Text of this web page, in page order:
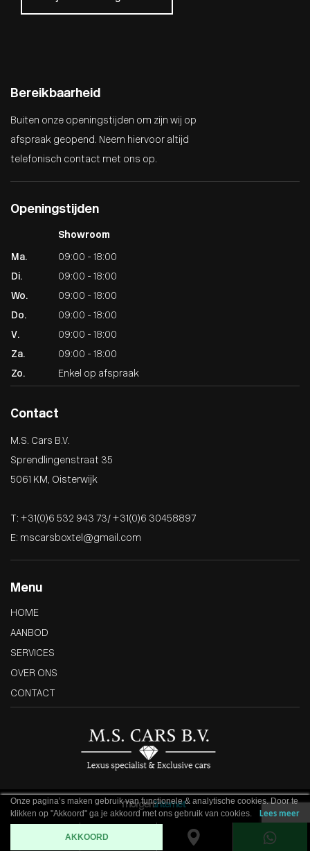
Bereikbaarheid
Buiten onze openingstijden om zijn wij op
afspraak geopend. Neem hiervoor altijd
telefonisch contact met ons op.
Openingstijden
Showroom
Ma.
09:00 - 18:00
Di.
09:00 - 18:00
Wo.
09:00 - 18:00
Do.
09:00 - 18:00
V.
09:00 - 18:00
Za.
09:00 - 18:00
Zo.
Enkel op afspraak
Contact
M.S. Cars B.V.
Sprendlingenstraat 35
5061 KM, Oisterwijk
T: +31(0)6 532 943 73/ +31(0)6 30458897
E: mscarsboxtel@gmail.com
Menu
HOME
AANBOD
SERVICES
OVER ONS
CONTACT
Onze pagina’s maken gebruik van functionele & analytische cookies. Door te
klikken op "Akkoord" ga je akkoord met ons gebruik van cookies.
Lees meer
AKKOORD